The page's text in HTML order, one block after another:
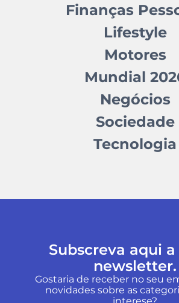
Finanças
Lifestyle
Motores
Mundial
Negócios
Sociedade
Tecnologia
Subscreva aqui a
newsletter.
Gostaria de receber no seu
novidades sobre as